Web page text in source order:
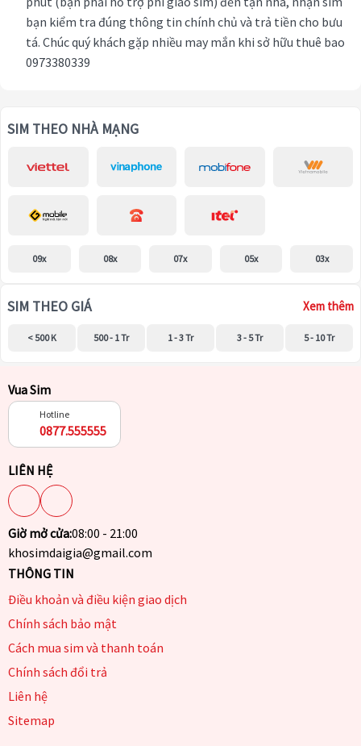
bạn kiểm tra đúng thông tin chính chủ và trả tiền cho bưu
tá. Chúc quý khách gặp nhiều may mắn khi sở hữu thuê bao
0973380339
SIM THEO NHÀ MẠNG
09x 08x 07x 05x 03x
SIM THEO GIÁ Xem thêm
< 500 K 500 - 1 Tr 1 - 3 Tr 3 - 5 Tr 5 - 10 Tr
Vua Sim
Hotline
0877.555555
LIÊN HỆ
Giờ mở cửa:08:00 - 21:00
khosimdaigia@gmail.com
THÔNG TIN
Điều khoản và điều kiện giao dịch
Chính sách bảo mật
Cách mua sim và thanh toán
Chính sách đổi trả
Liên hệ
Sitemap